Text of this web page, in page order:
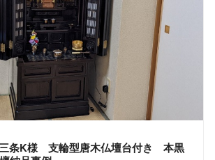
条K様 支輪型唐木仏壇台付き 本黒